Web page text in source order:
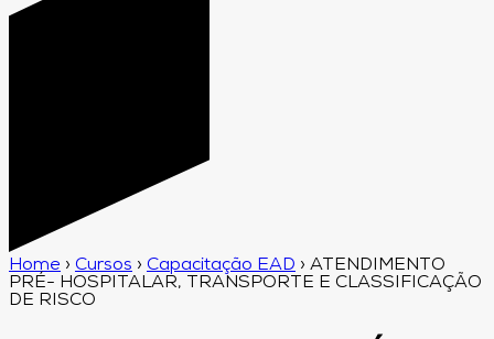
Home › Cursos › Capacitação EAD › ATENDIMENTO
PRÉ- HOSPITALAR, TRANSPORTE E CLASSIFICAÇÃO
DE RISCO